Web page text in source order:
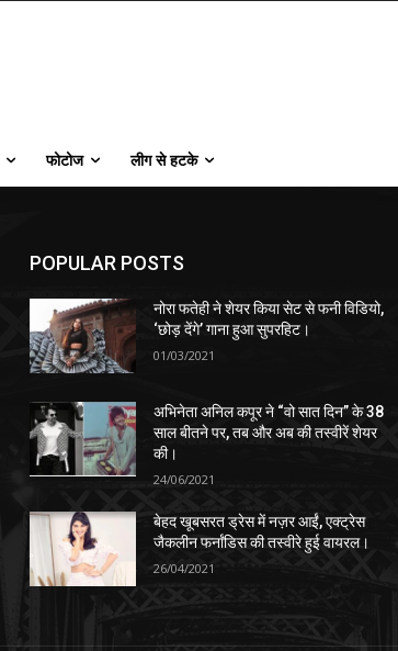
फोटोज लीग से हटके
POPULAR POSTS
नोरा फतेही ने शेयर किया सेट से फनी विडियो,
‘छोड़ देंगे’ गाना हुआ सुपरहिट।
01/03/2021
अभिनेता अनिल कपूर ने “वो सात दिन” के 38
साल बीतने पर, तब और अब की तस्वीरें शेयर
की।
24/06/2021
बेहद खूबसरत ड्रेस में नज़र आईं, एक्ट्रेस
जैकलीन फर्नांडिस की तस्वीरे हुई वायरल।
26/04/2021